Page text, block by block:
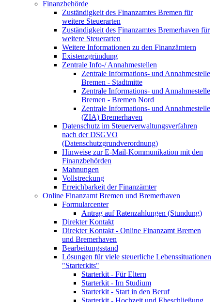
Finanzbehörde
Zuständigkeit des Finanzamtes Bremen für
weitere Steuerarten
Zuständigkeit des Finanzamtes Bremerhaven für
weitere Steuerarten
Weitere Informationen zu den Finanzämtern
Existenzgründung
Zentrale Info-/ Annahmestellen
Zentrale Informations- und Annahmestelle
Bremen - Stadtmitte
Zentrale Informations- und Annahmestelle
Bremen - Bremen Nord
Zentrale Informations- und Annahmestelle
(ZIA) Bremerhaven
Datenschutz im Steuerverwaltungsverfahren
nach der DSGVO
(Datenschutzgrundverordnung)
Hinweise zur E-Mail-Kommunikation mit den
Finanzbehörden
Mahnungen
Vollstreckung
Erreichbarkeit der Finanzämter
Online Finanzamt Bremen und Bremerhaven
Formularcenter
Antrag auf Ratenzahlungen (Stundung)
Direkter Kontakt
Direkter Kontakt - Online Finanzamt Bremen
und Bremerhaven
Bearbeitungsstand
Lösungen für viele steuerliche Lebenssituationen
"Starterkits"
Starterkit - Für Eltern
Starterkit - Im Studium
Starterkit - Start in den Beruf
Starterkit - Hochzeit und Eheschließung